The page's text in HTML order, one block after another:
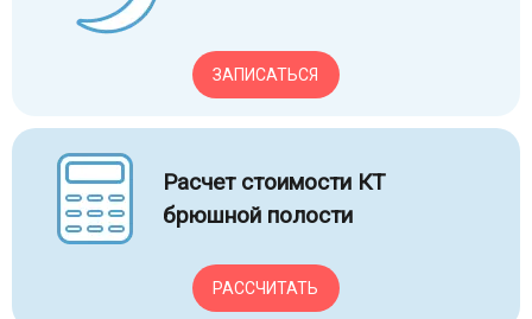
ЗАПИСАТЬСЯ
Расчет стоимости КТ
брюшной полости
РАССЧИТАТЬ